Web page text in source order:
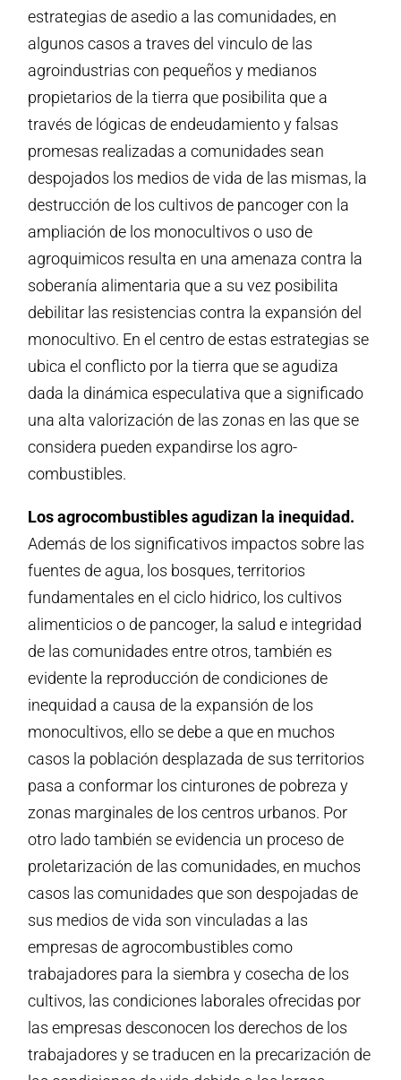
estrategias de asedio a las comunidades, en
algunos casos a traves del vinculo de las
agroindustrias con pequeños y medianos
propietarios de la tierra que posibilita que a
través de lógicas de endeudamiento y falsas
promesas realizadas a comunidades sean
despojados los medios de vida de las mismas, la
destrucción de los cultivos de pancoger con la
ampliación de los monocultivos o uso de
agroquimicos resulta en una amenaza contra la
soberanía alimentaria que a su vez posibilita
debilitar las resistencias contra la expansión del
monocultivo. En el centro de estas estrategias se
ubica el conflicto por la tierra que se agudiza
dada la dinámica especulativa que a significado
una alta valorización de las zonas en las que se
considera pueden expandirse los agro-
combustibles.
Los agrocombustibles agudizan la inequidad.
Además de los significativos impactos sobre las
fuentes de agua, los bosques, territorios
fundamentales en el ciclo hidrico, los cultivos
alimenticios o de pancoger, la salud e integridad
de las comunidades entre otros, también es
evidente la reproducción de condiciones de
inequidad a causa de la expansión de los
monocultivos, ello se debe a que en muchos
casos la población desplazada de sus territorios
pasa a conformar los cinturones de pobreza y
zonas marginales de los centros urbanos. Por
otro lado también se evidencia un proceso de
proletarización de las comunidades, en muchos
casos las comunidades que son despojadas de
sus medios de vida son vinculadas a las
empresas de agrocombustibles como
trabajadores para la siembra y cosecha de los
cultivos, las condiciones laborales ofrecidas por
las empresas desconocen los derechos de los
trabajadores y se traducen en la precarización de